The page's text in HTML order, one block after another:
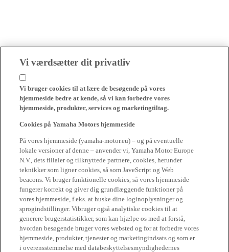
Vi værdsætter dit privatliv
Vi bruger cookies til at lære de besøgende på vores
hjemmeside bedre at kende, så vi kan forbedre vores
hjemmeside, produkter, services og marketingtiltag.
Cookies på Yamaha Motors hjemmeside
På vores hjemmeside (yamaha-motor.eu) – og på eventuelle
lokale versioner af denne – anvender vi, Yamaha Motor Europe
N.V., dets filialer og tilknyttede partnere, cookies, herunder
teknikker som ligner cookies, så som JaveScript og Web
beacons. Vi bruger funktionelle cookies, så vores hjemmeside
fungerer korrekt og giver dig grundlæggende funktioner på
vores hjemmeside, f.eks. at huske dine loginoplysninger og
sprogindstillinger. Vibruger også analytiske cookies til at
generere brugerstatistikker, som kan hjælpe os med at forstå,
hvordan besøgende bruger vores websted og for at forbedre vores
hjemmeside, produkter, tjenester og marketingindsats og som er
i overensstemmelse med databeskyttelsesmyndighedernes